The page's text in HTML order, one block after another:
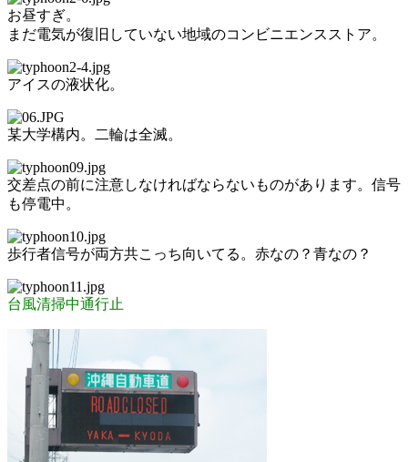
お昼すぎ。
まだ電気が復旧していない地域のコンビニエンスストア。
アイスの液状化。
某大学構内。二輪は全滅。
交差点の前に注意しなければならないものがあります。信号
も停電中。
歩行者信号が両方共こっち向いてる。赤なの？青なの？
台風清掃中通行止